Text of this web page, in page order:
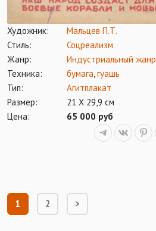
Художник:
Мальцев П.Т.
Стиль:
Соцреализм
Жанр:
Индустриальный жанр
Техника:
бумага,гуашь
Тип:
Агитплакат
Размер:
21 Х 29,9 см
Цена:
65 000 руб
1 2 >